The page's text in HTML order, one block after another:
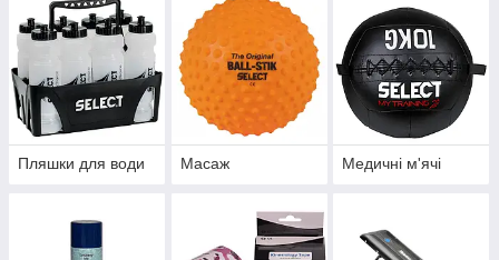
Пляшки для води Масаж Медичні м'ячі